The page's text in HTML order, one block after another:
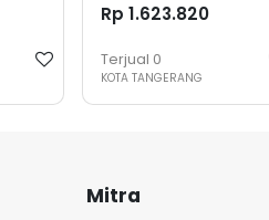
Rp 1.623.820
Terjual 0
KOTA TANGERANG
Mitra